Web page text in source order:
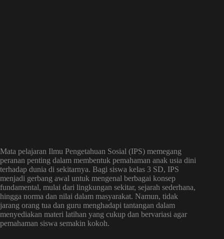
Mata pelajaran Ilmu Pengetahuan Sosial (IPS) memegang
peranan penting dalam membentuk pemahaman anak usia dini
terhadap dunia di sekitarnya. Bagi siswa kelas 3 SD, IPS
menjadi gerbang awal untuk mengenal berbagai konsep
fundamental, mulai dari lingkungan sekitar, sejarah sederhana,
hingga norma dan nilai dalam masyarakat. Namun, tidak
jarang orang tua dan guru menghadapi tantangan dalam
menyediakan materi latihan yang cukup dan bervariasi agar
pemahaman siswa semakin kokoh.